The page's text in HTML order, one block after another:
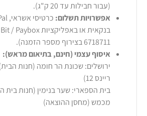
(עבור חבילות עד 20 ק"ג).
אפשרויות תשלום:
6718711 בצירוף מספר הזמנה).
איסוף עצמי (חינם, בתיאום מראש):
ירושלים: שכונת הר חומה (חנות
ריינס 12)
בית הספארי: שער בנימין (חנות
מכמש (מחסן ההוצאה)